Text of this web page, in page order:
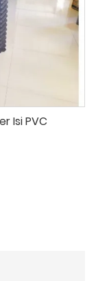
Isi PVC